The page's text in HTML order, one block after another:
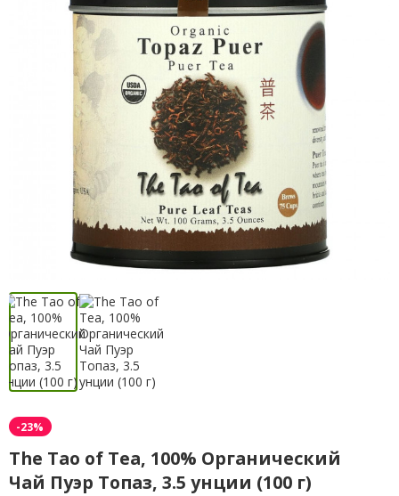
-23%
The Tao of Tea, 100% Органический
Чай Пуэр Топаз, 3.5 унции (100 г)